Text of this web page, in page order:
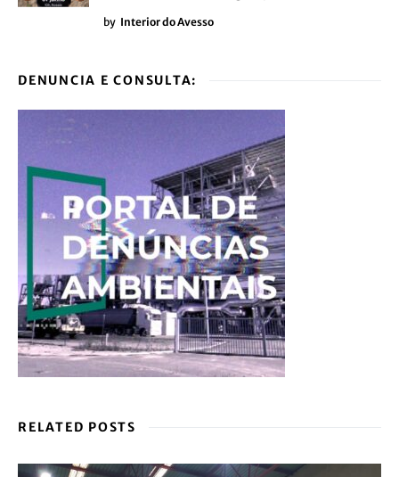
by Interior do Avesso
DENUNCIA E CONSULTA:
RELATED POSTS